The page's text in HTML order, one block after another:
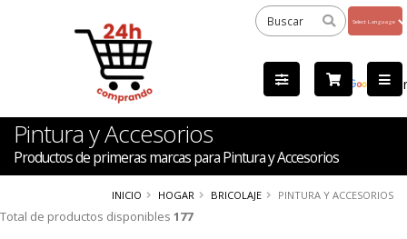
by
Pintura y Accesorios
Productos de primeras marcas para Pintura y Accesorios
INICIO HOGAR BRICOLAJE PINTURA Y ACCESORIOS
Total de productos disponibles 177